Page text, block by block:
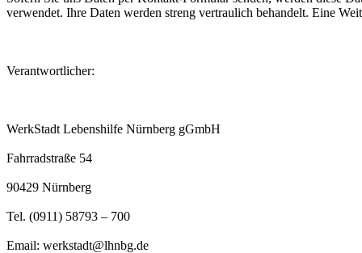
verwendet. Ihre Daten werden streng vertraulich behandelt. Eine
Verantwortlicher:
WerkStadt Lebenshilfe Nürnberg gGmbH
Fahrradstraße 54
90429 Nürnberg
Tel. (0911) 58793 – 700
Email: werkstadt@lhnbg.de